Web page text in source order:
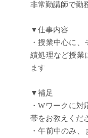
非常勤講師で勤
▼仕事内容
・授業中心に
績処理など授業
ます
▼補足
・Wワークに
帯をお教えくだ
・午前中のみ